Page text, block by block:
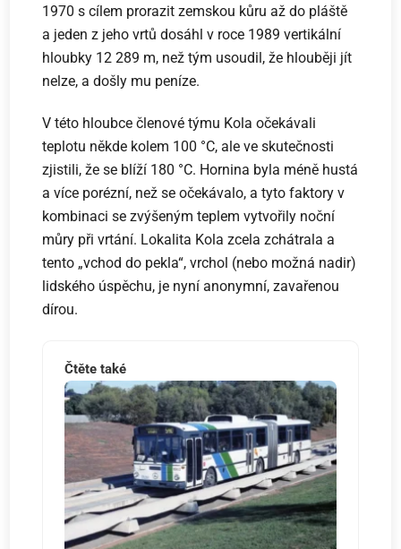
1970 s cílem prorazit zemskou kůru až do pláště
a jeden z jeho vrtů dosáhl v roce 1989 vertikální
hloubky 12 289 m, než tým usoudil, že hlouběji jít
nelze, a došly mu peníze.
V této hloubce členové týmu Kola očekávali
teplotu někde kolem 100 °C, ale ve skutečnosti
zjistili, že se blíží 180 °C. Hornina byla méně hustá
a více porézní, než se očekávalo, a tyto faktory v
kombinaci se zvýšeným teplem vytvořily noční
můry při vrtání. Lokalita Kola zcela zchátrala a
tento „vchod do pekla“, vrchol (nebo možná nadir)
lidského úspěchu, je nyní anonymní, zavařenou
dírou.
Čtěte také